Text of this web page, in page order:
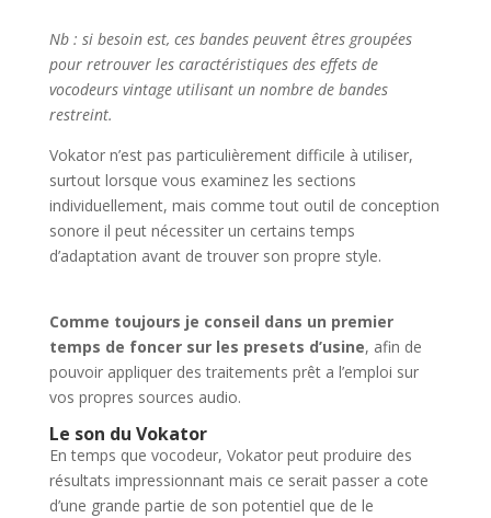
Nb : si besoin est, ces bandes peuvent êtres groupées
pour retrouver les caractéristiques des effets de
vocodeurs vintage utilisant un nombre de bandes
restreint.
Vokator n’est pas particulièrement difficile à utiliser,
surtout lorsque vous examinez les sections
individuellement, mais comme tout outil de conception
sonore il peut nécessiter un certains temps
d’adaptation avant de trouver son propre style.
Comme toujours je conseil dans un premier
temps de foncer sur les presets d’usine, afin de
pouvoir appliquer des traitements prêt a l’emploi sur
vos propres sources audio.
Le son du Vokator
En temps que vocodeur, Vokator peut produire des
résultats impressionnant mais ce serait passer a cote
d’une grande partie de son potentiel que de le